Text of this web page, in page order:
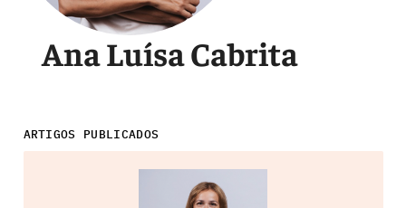
Ana Luísa Cabrita
ARTIGOS PUBLICADOS